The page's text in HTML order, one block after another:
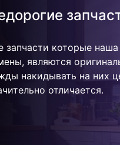
запчасти которые
являются
накидывать на них
отличается.